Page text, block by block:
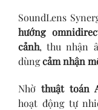
SoundLens
hướng
cảnh, thu nhận
dùngcảm nhận
Nhờ thuật toán
hoạt động tự